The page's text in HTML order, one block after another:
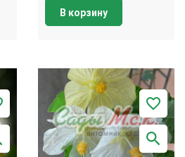
В корзину